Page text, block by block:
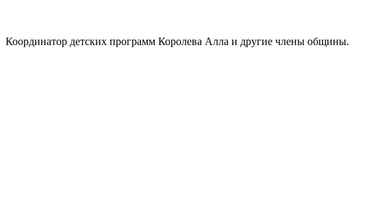
Координатор детских программ Королева Алла и другие члены общины.